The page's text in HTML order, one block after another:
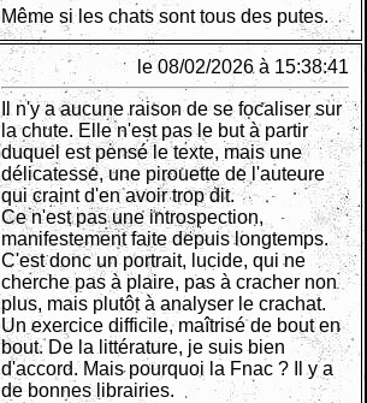
Même si les chats sont tous des putes.
le 08/02/2026 à 15:38:41
Il n'y a aucune raison de se focaliser sur
la chute. Elle n'est pas le but à partir
duquel est pensé le texte, mais une
délicatesse, une pirouette de l'auteure
qui craint d'en avoir trop dit.
Ce n'est pas une introspection,
manifestement faite depuis longtemps.
C'est donc un portrait, lucide, qui ne
cherche pas à plaire, pas à cracher non
plus, mais plutôt à analyser le crachat.
Un exercice difficile, maîtrisé de bout en
bout. De la littérature, je suis bien
d'accord. Mais pourquoi la Fnac ? Il y a
de bonnes librairies.